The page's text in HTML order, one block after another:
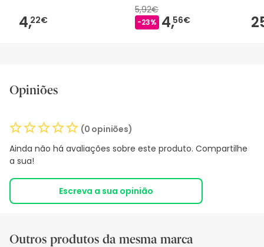
4,22€
5,92€
-23% 4,56€
Opiniões
(0 opiniões)
Ainda não há avaliações sobre este produto. Compartilhe
a sua!
Escreva a sua opinião
Outros produtos da mesma marca